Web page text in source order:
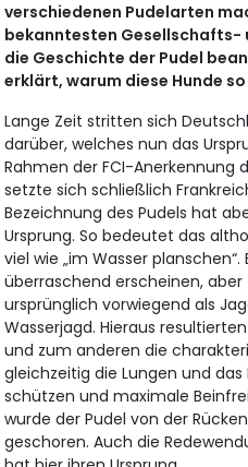
verschiedenen Pudelarten
bekanntesten Gesellschafts-
die Geschichte der Pudel
erklärt, warum diese Hunde
Lange Zeit stritten sich
darüber, welches nun das
Rahmen der FCI-Anerkennung
setzte sich schließlich
Bezeichnung des Pudels hat
Ursprung. So bedeutet das
viel wie „im Wasser
überraschend erscheinen,
ursprünglich vorwiegend als
Wasserjagd. Hieraus
und zum anderen die
gleichzeitig die Lungen und das
schützen und maximale
wurde der Pudel von der
geschoren. Auch die